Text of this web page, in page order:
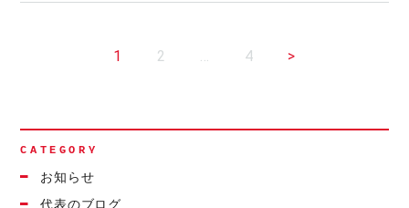
1 2 … 4 >
CATEGORY
お知らせ
代表のブログ